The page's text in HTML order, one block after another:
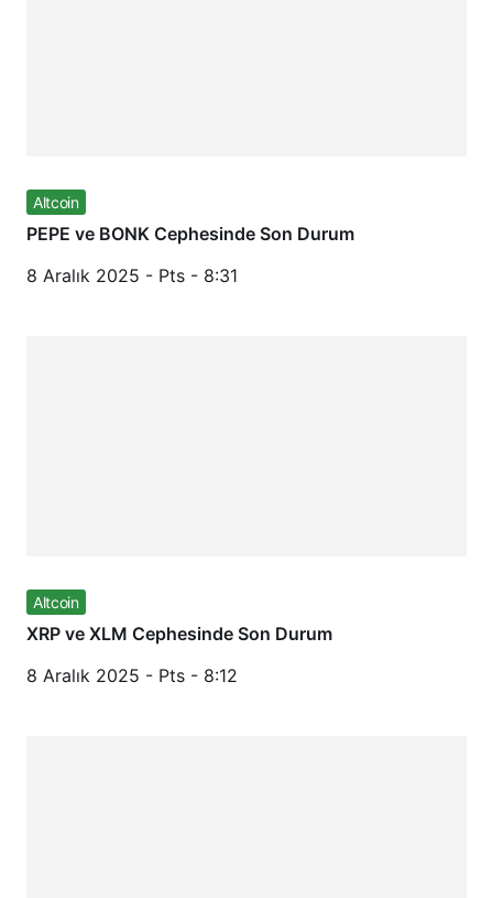
Altcoin
PEPE ve BONK Cephesinde Son Durum
8 Aralık 2025 - Pts - 8:31
Altcoin
XRP ve XLM Cephesinde Son Durum
8 Aralık 2025 - Pts - 8:12